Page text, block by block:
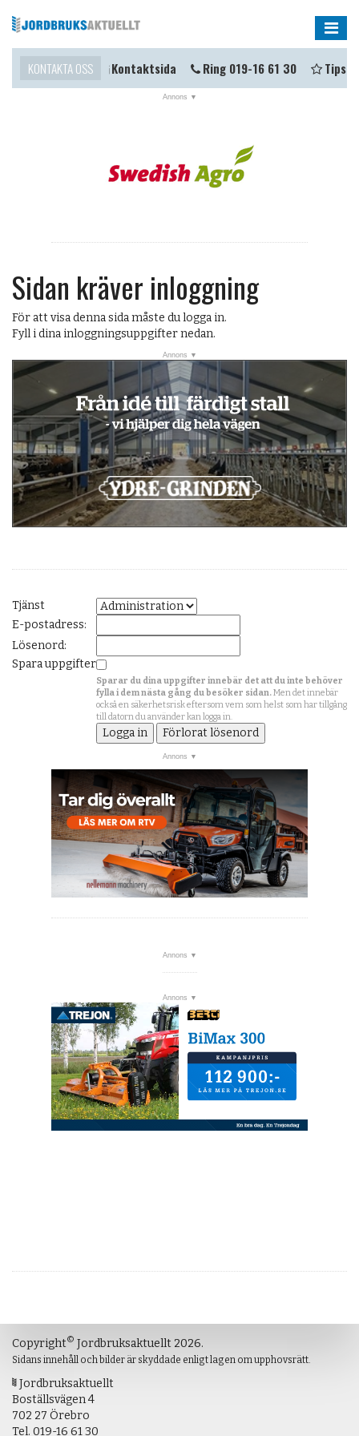
KONTAKTA OSS
i kontakt? Kontaktsida Ring 019-16 61 30 Tipsa
Sidan kräver inloggning
För att visa denna sida måste du logga in.
Fyll i dina inloggningsuppgifter nedan.
Tjänst
E-postadress:
Lösenord:
Spara uppgifter
Sparar du dina uppgifter innebär det att du inte behöver
fylla i dem nästa gång du besöker sidan.Men det innebär
också en säkerhetsrisk eftersom vem som helst som har tillgång
till datorn du använder kan logga in.
Copyright© Jordbruksaktuellt 2026.
Sidans innehåll och bilder är skyddade enligt lagen om upphovsrätt.
Jordbruksaktuellt
Boställsvägen 4
702 27 Örebro
Tel. 019-16 61 30